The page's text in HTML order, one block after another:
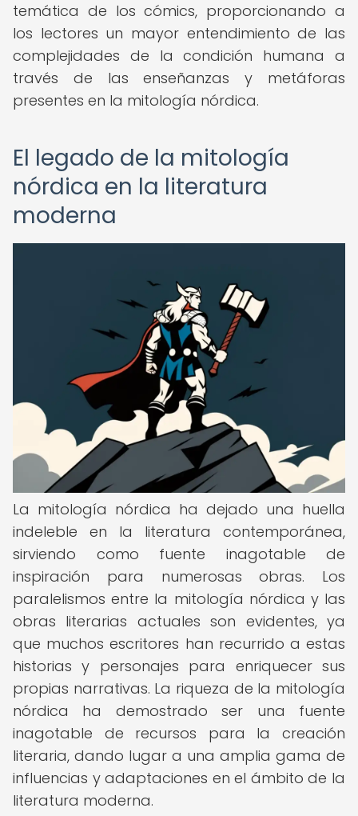
temática de los cómics, proporcionando a
los lectores un mayor entendimiento de las
complejidades de la condición humana a
través de las enseñanzas y metáforas
presentes en la mitología nórdica.
El legado de la mitología
nórdica en la literatura
moderna
La mitología nórdica ha dejado una huella
indeleble en la literatura contemporánea,
sirviendo como fuente inagotable de
inspiración para numerosas obras. Los
paralelismos entre la mitología nórdica y las
obras literarias actuales son evidentes, ya
que muchos escritores han recurrido a estas
historias y personajes para enriquecer sus
propias narrativas. La riqueza de la mitología
nórdica ha demostrado ser una fuente
inagotable de recursos para la creación
literaria, dando lugar a una amplia gama de
influencias y adaptaciones en el ámbito de la
literatura moderna.